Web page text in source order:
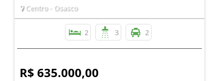
Centro - Osasco
2 3 2
R$ 635.000,00